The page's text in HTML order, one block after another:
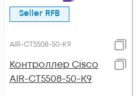
Seller RFB
AIR-CT5508-50-K9
Контроллер Cisco
AIR-CT5508-50-K9